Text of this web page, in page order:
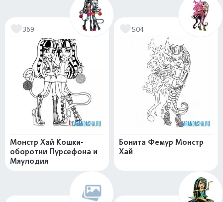
369
Монстр Хай Кошки-
оборотни Пурсефона и
Мяулодия
504
Бонита Фемур Монстр
Хай